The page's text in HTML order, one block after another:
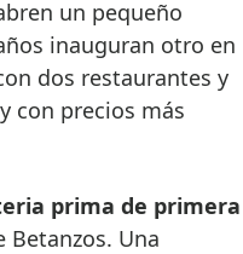
un pequeño
inauguran otro en
dos restaurantes y
con precios más
prima de primera
Betanzos. Una